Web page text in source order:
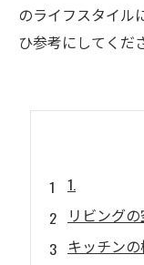
のライフスタイル
ひ参考にしてくだ
1.
リビング
キッチン